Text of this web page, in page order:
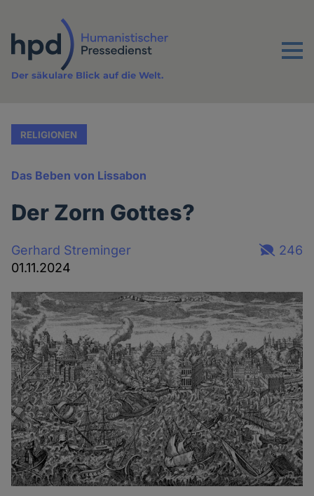
Inhalt
Menu
Der säkulare Blick auf die Welt.
RELIGIONEN
Das Beben von Lissabon
Der Zorn Gottes?
Gerhard Streminger
01.11.2024
246